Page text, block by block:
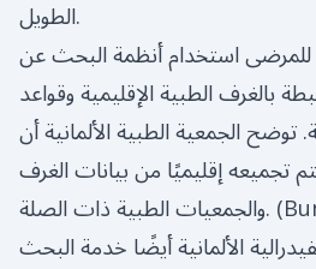
الطويل.
للمرضى استخدام أنظمة البحث عن
بالغرف الطبية الإقليمية وقواعد
توضح الجمعية الطبية الألمانية أن
تجميعه إقليميًا من بيانات الغرف
والجمعيات الطبية ذات الصلة. (
الألمانية أيضًا خدمة البحث